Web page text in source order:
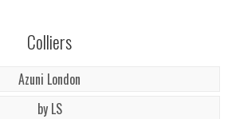
Colliers
Azuni London
by LS